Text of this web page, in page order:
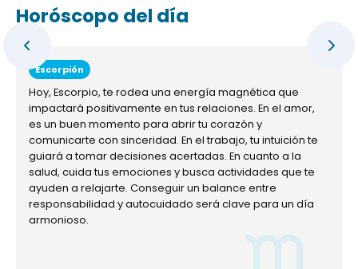
Horóscopo del día
Escorpión
Hoy, Escorpio, te rodea una energía magnética que
impactará positivamente en tus relaciones. En el amor,
es un buen momento para abrir tu corazón y
comunicarte con sinceridad. En el trabajo, tu intuición te
guiará a tomar decisiones acertadas. En cuanto a la
salud, cuida tus emociones y busca actividades que te
ayuden a relajarte. Conseguir un balance entre
responsabilidad y autocuidado será clave para un día
armonioso.